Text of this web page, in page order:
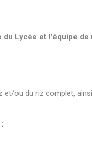
Lycée et l'équipe de
et/ou du riz complet,